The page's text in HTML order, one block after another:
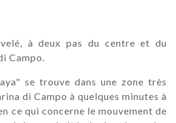
à deux pas du centre et du
Campo.
se trouve dans une zone très
di Campo à quelques minutes à
ce qui concerne le mouvement de